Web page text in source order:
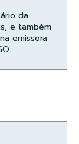
da
e também
emissora